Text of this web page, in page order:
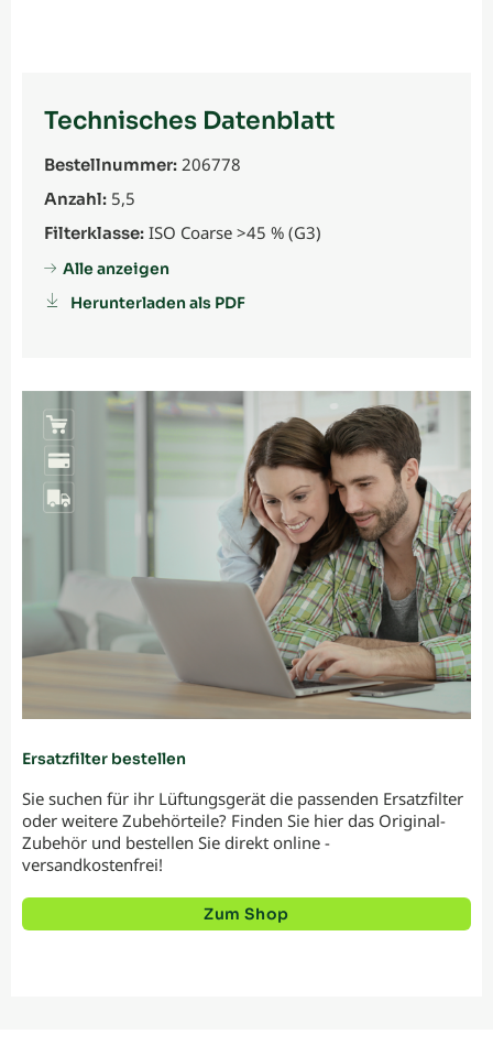
Technisches Datenblatt
Bestellnummer: 206778
Anzahl: 5,5
Filterklasse: ISO Coarse >45 % (G3)
Alle anzeigen
Herunterladen als PDF
Ersatzfilter bestellen
Sie suchen für ihr Lüftungsgerät die passenden Ersatzfilter
oder weitere Zubehörteile? Finden Sie hier das Original-
Zubehör und bestellen Sie direkt online -
versandkostenfrei!
Zum Shop